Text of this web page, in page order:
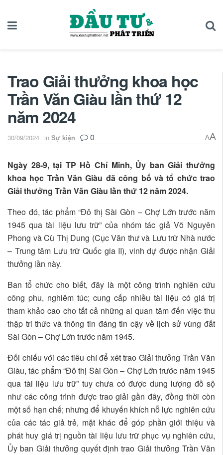
Trao Giải thưởng khoa học
Trần Văn Giàu lần thứ 12
năm 2024
30/09/2024 in Sự kiện 0 AA
Ngày 28-9, tại TP Hồ Chí Minh, Ủy ban Giải thưởng
khoa học Trần Văn Giàu đã công bố và tổ chức trao
Giải thưởng Trần Văn Giàu lần thứ 12 năm 2024.
Theo đó, tác phẩm “Đô thị Sài Gòn – Chợ Lớn trước năm
1945 qua tài liệu lưu trữ” của nhóm tác giả Võ Nguyên
Phong và Cù Thị Dung (Cục Văn thư và Lưu trữ Nhà nước
– Trung tâm Lưu trữ Quốc gia II), vinh dự được nhận Giải
thưởng lần này.
Ban tổ chức cho biết, đây là một công trình nghiên cứu
công phu, nghiêm túc; cung cấp nhiều tài liệu có giá trị
tham khảo cao cho tất cả những ai quan tâm đến việc thu
thập tri thức và thông tin đáng tin cậy về lịch sử vùng đất
Sài Gòn – Chợ Lớn trước năm 1945.
Đối chiếu với các tiêu chí để xét trao Giải thưởng Trần Văn
Giàu, tác phẩm “Đô thị Sài Gòn – Chợ Lớn trước năm 1945
qua tài liệu lưu trữ” tuy chưa có được dung lượng đồ sộ
như các công trình được trao giải gần đây, đồng thời còn
một số hạn chế; nhưng để khuyến khích nỗ lực nghiên cứu
của các tác giả trẻ, mặt khác để góp phần giới thiệu và
phát huy giá trị nguồn tài liệu lưu trữ phục vụ nghiên cứu,
Ủy ban Giải thưởng quyết định trao Giải thưởng Trần Văn